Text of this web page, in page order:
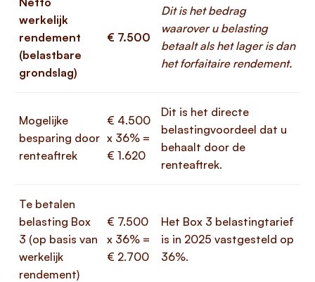
werkelijk
rendement
(belastbare
grondslag)
€ 7.500
Dit is het bedrag
waarover u belasting
betaalt als het lager is dan
het forfaitaire rendement.
Mogelijke
besparing door
renteaftrek
€ 4.500
x 36% =
€ 1.620
Dit is het directe
belastingvoordeel dat u
behaalt door de
renteaftrek.
Te betalen
belasting Box
3 (op basis van
werkelijk
rendement)
€ 7.500
x 36% =
€ 2.700
Het Box 3 belastingtarief
is in 2025 vastgesteld op
36%.